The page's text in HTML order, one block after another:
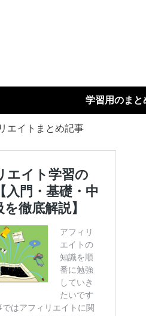
学習用のまと
エイトまとめ記事